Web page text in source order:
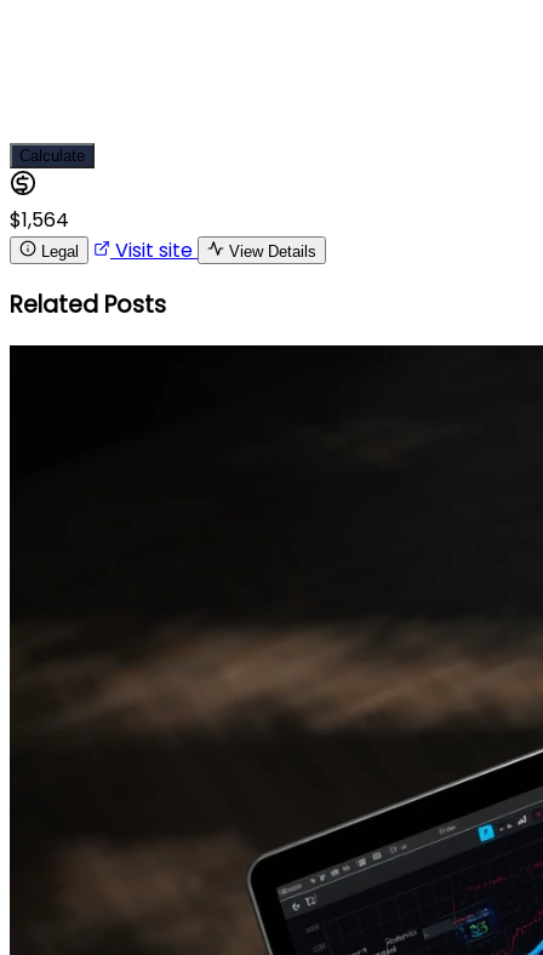
Calculate
$1,564
Legal Visit site View Details
Related Posts